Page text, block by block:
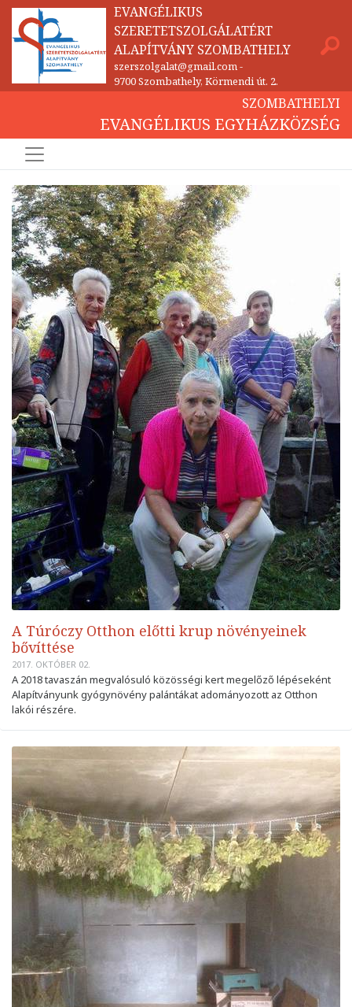
EVANGÉLIKUS
SZERETETSZOLGÁLATÉRT
ALAPÍTVÁNY SZOMBATHELY
szerszolgalat@gmail.com-
9700 Szombathely, Körmendi út. 2.
SZOMBATHELYI
EVANGÉLIKUS EGYHÁZKÖZSÉG
A Túróczy Otthon előtti krup növényeinek
bővíttése
2017. OKTÓBER 02.
A 2018 tavaszán megvalósuló közösségi kert megelőző lépéseként
Alapítványunk gyógynövény palántákat adományozott az Otthon
lakói részére.